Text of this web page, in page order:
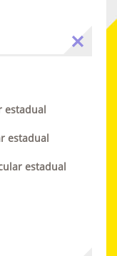
estadual
estadual
estadual